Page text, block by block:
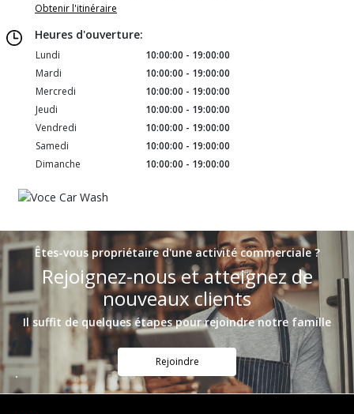
Obtenir l'itinéraire
Heures d'ouverture:
Lundi
10:00:00 - 19:00:00
Mardi
10:00:00 - 19:00:00
Mercredi
10:00:00 - 19:00:00
Jeudi
10:00:00 - 19:00:00
Vendredi
10:00:00 - 19:00:00
Samedi
10:00:00 - 19:00:00
Dimanche
10:00:00 - 19:00:00
Êtes-vous propriétaire d'une activité commerciale ?
Rejoignez-nous et atteignez de
nouveaux clients
Il suffit de quelques étapes pour rejoindre notre famille
Rejoindre